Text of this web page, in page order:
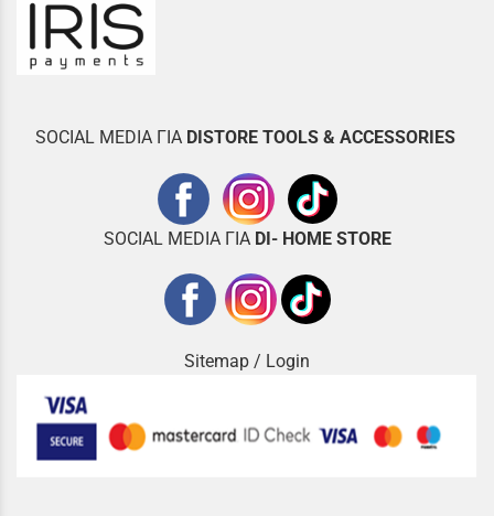
SOCIAL MEDIA ΓΙΑ DISTORE TOOLS & ACCESSORIES
SOCIAL MEDIA ΓΙΑ DI- HOME STORE
Sitemap / Login